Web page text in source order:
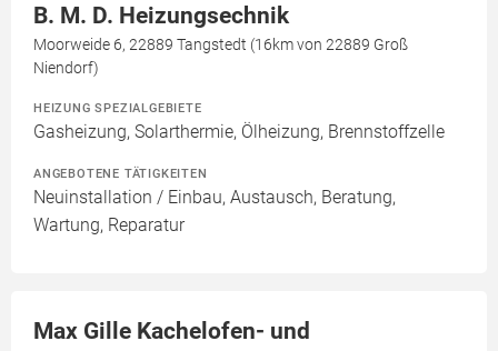
B. M. D. Heizungsechnik
Moorweide 6, 22889 Tangstedt (16km von 22889 Groß
Niendorf)
HEIZUNG SPEZIALGEBIETE
Gasheizung, Solarthermie, Ölheizung, Brennstoffzelle
ANGEBOTENE TÄTIGKEITEN
Neuinstallation / Einbau, Austausch, Beratung,
Wartung, Reparatur
Max Gille Kachelofen- und